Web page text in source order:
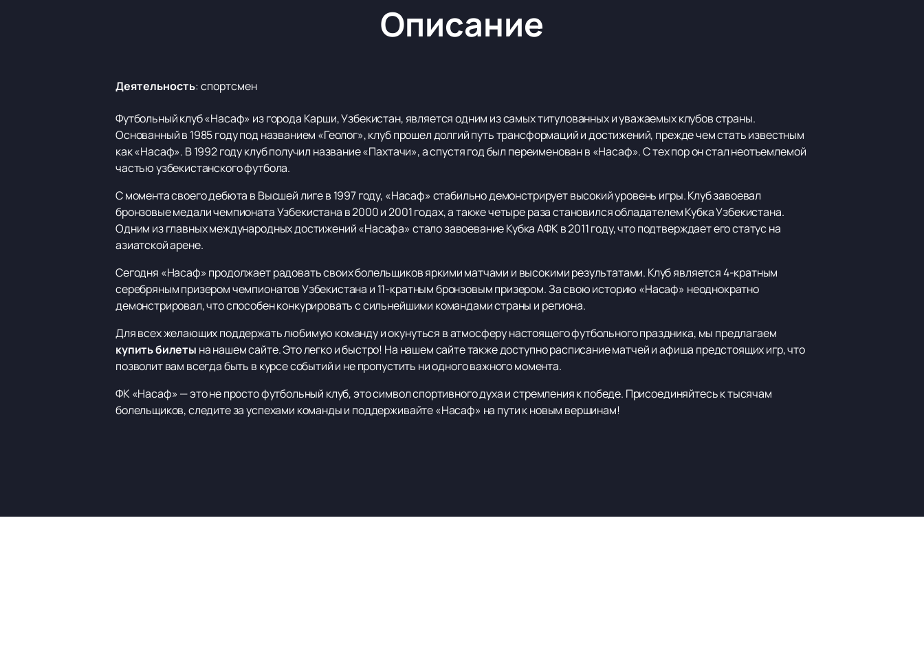
Описание
Деятельность:спортсмен
Футбольный клуб «Насаф» из города Карши, Узбекистан, является одним из самых титулованных и уважаемых клубов страны.
Основанный в 1985 году под названием «Геолог», клуб прошел долгий путь трансформаций и достижений, прежде чем стать известным
как «Насаф». В 1992 году клуб получил название «Пахтачи», а спустя год был переименован в «Насаф». С тех пор он стал неотъемлемой
частью узбекистанского футбола.
С момента своего дебюта в Высшей лиге в 1997 году, «Насаф» стабильно демонстрирует высокий уровень игры. Клуб завоевал
бронзовые медали чемпионата Узбекистана в 2000 и 2001 годах, а также четыре раза становился обладателем Кубка Узбекистана.
Одним из главных международных достижений «Насафа» стало завоевание Кубка АФК в 2011 году, что подтверждает его статус на
азиатской арене.
Сегодня «Насаф» продолжает радовать своих болельщиков яркими матчами и высокими результатами. Клуб является 4-кратным
серебряным призером чемпионатов Узбекистана и 11-кратным бронзовым призером. За свою историю «Насаф» неоднократно
демонстрировал, что способен конкурировать с сильнейшими командами страны и региона.
Для всех желающих поддержать любимую команду и окунуться в атмосферу настоящего футбольного праздника, мы предлагаем
купить билеты на нашем сайте. Это легко и быстро! На нашем сайте также доступно расписание матчей и афиша предстоящих игр, что
позволит вам всегда быть в курсе событий и не пропустить ни одного важного момента.
ФК «Насаф» — это не просто футбольный клуб, это символ спортивного духа и стремления к победе. Присоединяйтесь к тысячам
болельщиков, следите за успехами команды и поддерживайте «Насаф» на пути к новым вершинам!